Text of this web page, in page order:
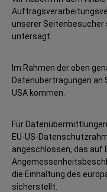
unserer Seitenbesucher
untersagt.
Im Rahmen der oben
Datenübertragungen an
USA kommen.
Für
EU-US-
angeschlossen, das auf
die Einhaltung des
sicherstellt.